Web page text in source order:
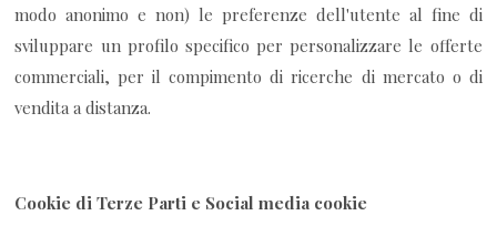
modo anonimo e non) le preferenze dell'utente al fine di
sviluppare un profilo specifico per personalizzare le offerte
commerciali, per il compimento di ricerche di mercato o di
vendita a distanza.
Cookie di Terze Parti e Social media cookie